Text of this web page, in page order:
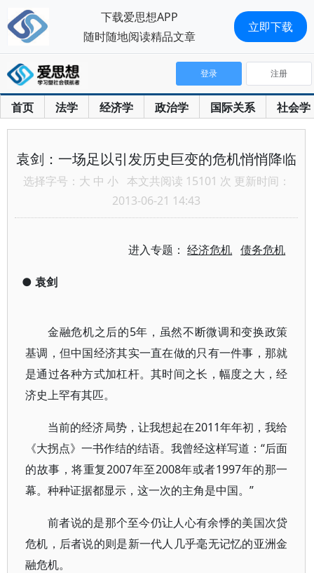
首页 法学 经济学 政治学 国际关系 社会学
登录 注册
袁剑：一场足以引发历史巨变的危机悄悄降临
选择字号： 大 中 小 本文共阅读 15101 次 更新时间：
2013-06-21 14:43
进入专题：经济危机 债务危机
● 袁剑
金融危机之后的5年，虽然不断微调和变换政策
基调，但中国经济其实一直在做的只有一件事，那就
是通过各种方式加杠杆。其时间之长，幅度之大，经
济史上罕有其匹。
当前的经济局势，让我想起在2011年年初，我给
《大拐点》一书作结的结语。我曾经这样写道：“后面
的故事，将重复2007年至2008年或者1997年的那一
幕。种种证据都显示，这一次的主角是中国。”
前者说的是那个至今仍让人心有余悸的美国次贷
危机，后者说的则是新一代人几乎毫无记忆的亚洲金
融危机。
下载爱思想APP
随时随地阅读精品文章
立即下载